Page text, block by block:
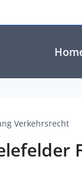
Verkehrsrecht